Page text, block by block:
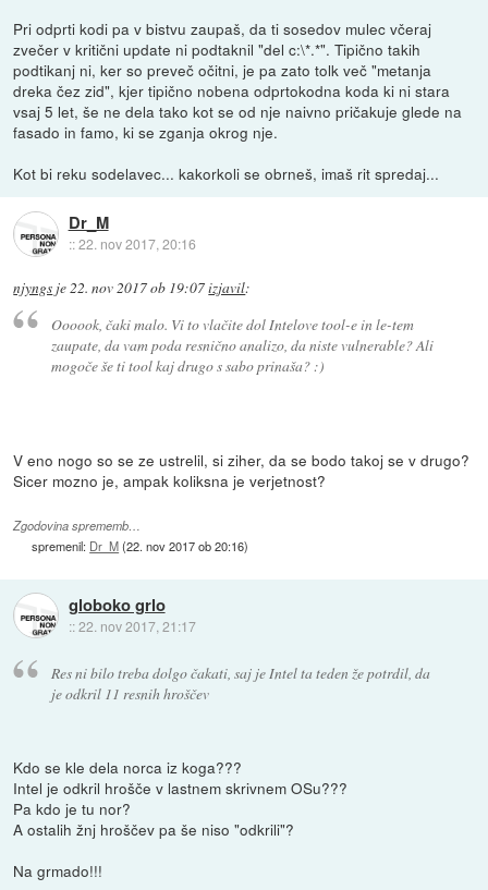
Pri odprti kodi pa v bistvu zaupaš, da ti sosedov mulec včeraj
zvečer v kritični update ni podtaknil "del c:\*.*". Tipično takih
podtikanj ni, ker so preveč očitni, je pa zato tolk več "metanja
dreka čez zid", kjer tipično nobena odprtokodna koda ki ni stara
vsaj 5 let, še ne dela tako kot se od nje naivno pričakuje glede na
fasado in famo, ki se zganja okrog nje.
Kot bi reku sodelavec... kakorkoli se obrneš, imaš rit spredaj...
Dr_M
::22. nov 2017, 20:16
njyngs je22. nov 2017 ob 19:07izjavil:
Oooook, čaki malo. Vi to vlačite dol Intelove tool-e in le-tem
zaupate, da vam poda resnično analizo, da niste vulnerable? Ali
mogoče še ti tool kaj drugo s sabo prinaša? :)
V eno nogo so se ze ustrelil, si ziher, da se bodo takoj se v drugo?
Sicer mozno je, ampak koliksna je verjetnost?
Zgodovina sprememb…
spremenil: Dr_M(22. nov 2017 ob 20:16)
globoko grlo
::22. nov 2017, 21:17
Res ni bilo treba dolgo čakati, saj je Intel ta teden že potrdil, da
je odkril 11 resnih hroščev
Kdo se kle dela norca iz koga???
Intel je odkril hrošče v lastnem skrivnem OSu???
Pa kdo je tu nor?
A ostalih žnj hroščev pa še niso "odkrili"?
Na grmado!!!